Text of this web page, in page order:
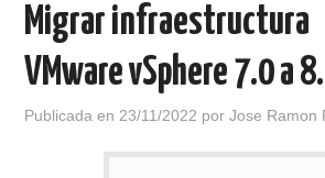
Migrar infraestructura
VMware vSphere 7.0 a
Publicada en 23/11/2022 porJose Ramon